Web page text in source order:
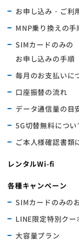
お申し込み・ご利
MNP乗り換えの手
SIMカードのみの
お申し込みの手順
毎月のお支払いに
口座振替の流れ
データ通信量の目
5G切替無料につい
ご本人様確認書類
レンタルWi-fi
各種キャンペーン
SIMカードのみの
LINE限定特別クー
大容量プラン